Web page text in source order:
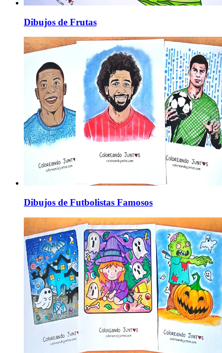
Dibujos de Frutas
Dibujos de Futbolistas Famosos